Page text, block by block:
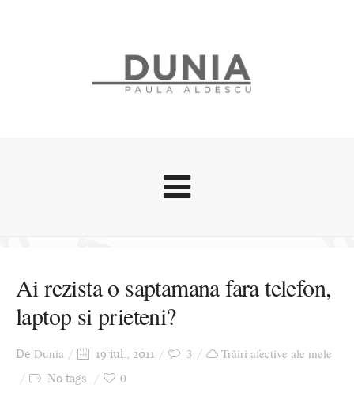
Stari afective
Zice Dunia
Călătorii
Cursuri povestite
Ai rezista o saptamana fara telefon,
laptop si prieteni?
De Dunia 19 iul., 2011 3 Trăiri afective ale mele
No tags 0